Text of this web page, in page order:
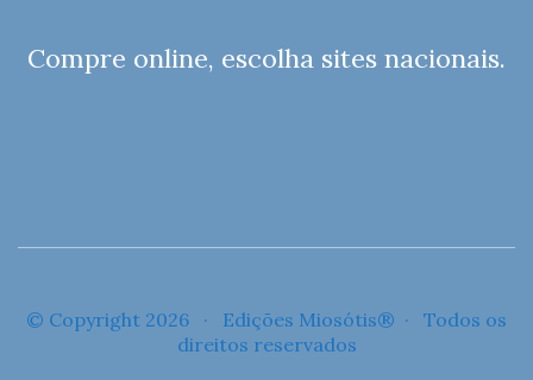
Compre online, escolha sites nacionais.
© Copyright 2026 · Edições Miosótis® · Todos os
direitos reservados